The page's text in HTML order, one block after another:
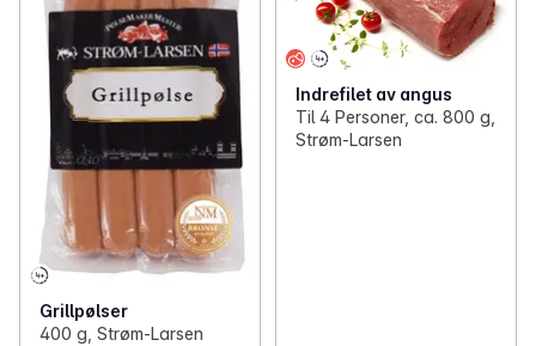
Grillpølser
400 g, Strøm-Larsen
Indrefilet av angus
Til 4 Personer, ca. 800 g,
Strøm-Larsen